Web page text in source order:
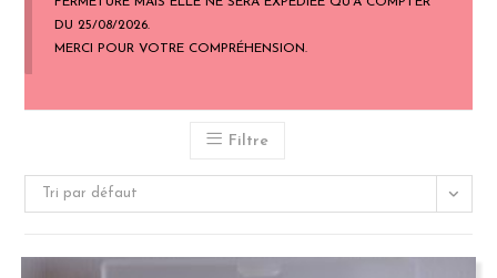
FERMETURE MAIS ELLE NE SERA EXPÉDIÉE QU'À COMPTER
DU 25/08/2026.
MERCI POUR VOTRE COMPRÉHENSION.
Filtre
Tri par défaut